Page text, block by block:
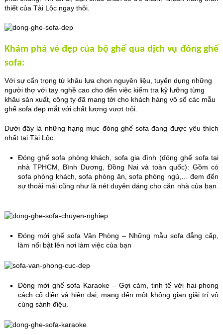
thiết của Tài Lộc ngay thôi.
Khám phá vẻ đẹp của bộ ghế qua dịch vụ đóng ghế
sofa:
Với sự cẩn trọng từ khâu lựa chọn nguyên liệu, tuyển dụng những
người thợ với tay nghề cao cho đến việc kiểm tra kỹ lưỡng từng
khâu sản xuất, công ty đã mang tới cho khách hàng vô số các mẫu
ghế sofa đẹp mắt với chất lượng vượt trội.
Dưới đây là những hạng mục đóng ghế sofa đang được yêu thích
nhất tại Tài Lộc:
Đóng ghế sofa phòng khách, sofa gia đình (đóng ghế sofa tại
nhà TPHCM, Bình Dương, Đồng Nai và toàn quốc): Gồm có
sofa phòng khách, sofa phòng ăn, sofa phòng ngủ,… đem đến
sự thoải mái cũng như là nét duyên dáng cho căn nhà của bạn.
Đóng mới ghế sofa Văn Phòng – Những mẫu sofa đẳng cấp,
làm nổi bật lên nơi làm việc của bạn
Đóng mới ghế sofa Karaoke – Gợi cảm, tinh tế với hai phong
cách cổ điển và hiện đại, mang đến một không gian giải trí vô
cùng sành điệu.